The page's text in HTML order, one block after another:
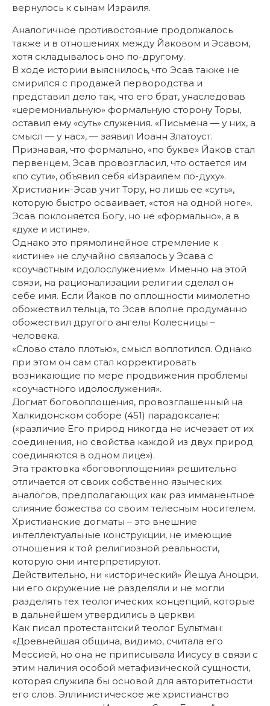
вернулось к сынам Израиля.
Аналогичное противостояние продолжалось
также и в отношениях между Йаковом и Эсавом,
хотя складывалось оно по-другому.
В ходе истории выяснилось, что Эсав также не
смирился с продажей первородства и
представил дело так, что его брат, унаследовав
«церемониальную» формальную сторону Торы,
оставил ему «суть» служения. «Письмена — у них, а
смысл — у нас», — заявил Иоанн Златоуст.
Признавая, что формально, «по букве» Йаков стал
первенцем, Эсав провозгласил, что остается им
«по сути», объявил себя «Израилем по-духу».
Христианин-Эсав учит Тору, но лишь ее «суть»,
которую быстро осваивает, «стоя на одной ноге».
Эсав поклоняется Богу, но не «формально», а в
«духе и истине».
Однако это прямолинейное стремление к
«истине» не случайно связалось у Эсава с
«соучастным идолослужением». Именно на этой
связи, на рационализации религии сделал он
себе имя. Если Йаков по оплошности мимолетно
обожествил тельца, то Эсав вполне продуманно
обожествил другого ангелы Колесницы –
человека.
«Слово стало плотью», смысл воплотился. Однако
при этом он сам стал корректировать
возникающие по мере продвижения проблемы
«соучастного идолослужения».
Догмат боговоплощения, провозглашенный на
Халкидонском соборе (451) парадоксален:
(«различие Его природ никогда не исчезает от их
соединения, но свойства каждой из двух природ
соединяются в одном лице»).
Эта трактовка «боговоплощения» решительно
отличается от своих собственно языческих
аналогов, предполагающих как раз имманентное
слияние божества со своим телесным носителем.
Христианские догматы – это внешние
интеллектуальные конструкции, не имеющие
отношения к той религиозной реальности,
которую они интерпретируют.
Действительно, ни «исторический» Йешуа Аноцри,
ни его окружение не разделяли и не могли
разделять тех теологических концепций, которые
в дальнейшем утвердились в церкви.
Как писал протестантский теолог Бультман:
«Древнейшая община, видимо, считала его
Мессией, но она не приписывала Иисусу в связи с
этим наличия особой метафизической сущности,
которая служила бы основой для авторитетности
его слов. Эллинистическое же христианство